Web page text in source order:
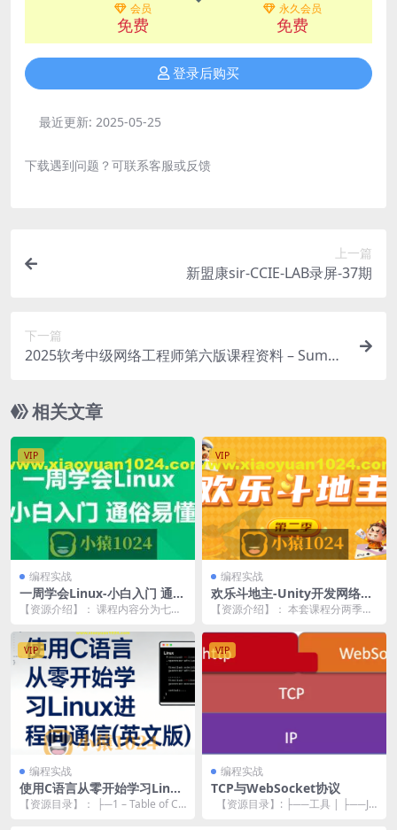
会员
免费
永久会员
免费
登录后购买
最近更新: 2025-05-25
下载遇到问题？可联系客服或反馈
上一篇
新盟康sir-CCIE-LAB录屏-37期
下一篇
2025软考中级网络工程师第六版课程资料 – Summ
相关文章
VIP
编程实战
一周学会Linux-小白入门 通俗
易懂
【资源介绍】： 课程内容分为七部
者快速掌握...
VIP
编程实战
欢乐斗地主-Unity开发网络棋
牌游戏 第二季
【资源介绍】： 本套课程分两季，
程，第二季为...
VIP
编程实战
使用C语言从零开始学习Linux
进程间通信(英文版)
【资源目录】： ├─1 – Table of Co
VIP
编程实战
TCP与WebSocket协议
【资源目录】: ├──工具 | ├──JP